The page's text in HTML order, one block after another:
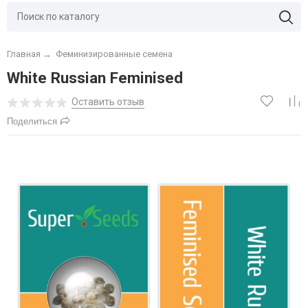
Главная → Феминизированные семена
White Russian Feminised
Оставить отзыв
Поделиться